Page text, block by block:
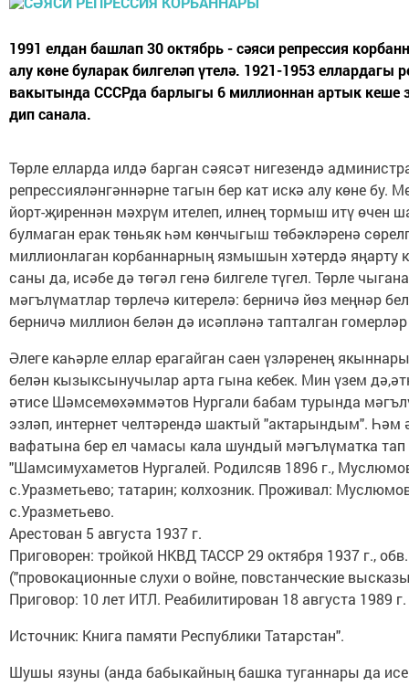
1991 елдан башлап 30 октябрь - сәяси репрессия
алу көне буларак билгеләп үтелә. 1921-1953 еллардагы
вакытында СССРда барлыгы 6 миллионнан артык кеше
дип санала.
Төрле елларда илдә барган сәясәт нигезендә
репрессияләнгәннәрне тагын бер кат искә алу көне бу.
йорт-җиреннән мәхрүм ителеп, илнең тормыш итү өчен
булмаган ерак төньяк һәм көнчыгыш төбәкләренә
миллионлаган корбаннарның язмышын хәтердә яңарту
саны да, исәбе дә төгәл генә билгеле түгел. Төрле
мәгълүматлар төрлечә китерелә: берничә йөз меңнәр
берничә миллион белән дә исәпләнә тапталган
Әлеге каһәрле еллар ерагайган саен үзләренең
белән кызыксынучылар арта гына кебек. Мин үзем
әтисе Шәмсемөхәммәтов Нургали бабам турында
эзләп, интернет челтәрендә шактый "актарындым". Һәм
вафатына бер ел чамасы кала шундый мәгълүматка
"Шамсимухаметов Нургалей. Родилсяв 1896 г.,
с.Уразметьево; татарин; колхозник. Проживал:
с.Уразметьево.
Арестован 5 августа 1937 г.
Приговорен: тройкой НКВД ТАССР 29 октября 1937 г.,
("провокационные слухи о войне, повстанческие
Приговор: 10 лет ИТЛ. Реабилитирован 18 августа 1989 г.
Источник: Книга памяти Республики Татарстан".
Шушы язуны (анда бабыкайның башка туганнары да